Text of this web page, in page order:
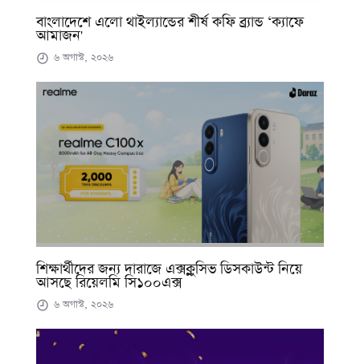
বাংলাদেশে এলো থাইল্যান্ডের শীর্ষ কফি ব্র্যান্ড ‘ক্যাফে
আমাজন'
৬ অগাস্ট, ২০২৬
শিক্ষার্থীদের জন্য দারাজে এক্সক্লুসিভ ডিসকাউন্ট নিয়ে
আসছে রিয়েলমি সি১০০এক্স
৬ অগাস্ট, ২০২৬